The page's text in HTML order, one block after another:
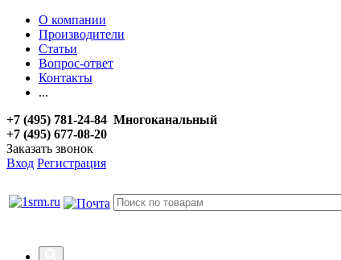
О компании
Производители
Статьи
Вопрос-ответ
Контакты
...
+7 (495) 781-24-84 Многоканальный
+7 (495) 677-08-20
Заказать звонок
Вход Регистрация